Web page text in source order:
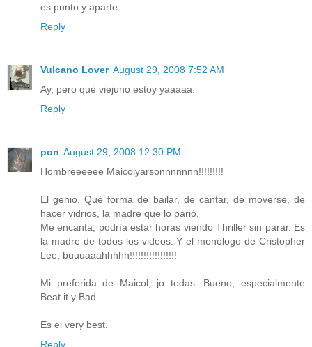
es punto y aparte.
Reply
Vulcano Lover August 29, 2008 7:52 AM
Ay, pero qué viejuno estoy yaaaaa.
Reply
pon August 29, 2008 12:30 PM
Hombreeeeee Maicolyarsonnnnnnn!!!!!!!!!
El genio. Qué forma de bailar, de cantar, de moverse, de
hacer vidrios, la madre que lo parió.
Me encanta, podría estar horas viendo Thriller sin parar. Es
la madre de todos los videos. Y el monólogo de Cristopher
Lee, buuuaaahhhhh!!!!!!!!!!!!!!!!!
Mi preferida de Maicol, jo todas. Bueno, especialmente
Beat it y Bad.
Es el very best.
Reply